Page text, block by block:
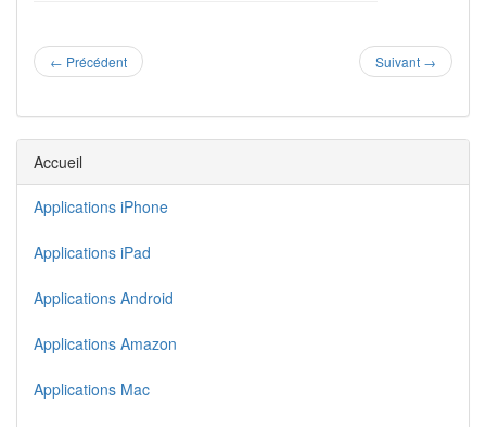
← Précédent Suivant →
Accueil
Applications iPhone
Applications iPad
Applications Android
Applications Amazon
Applications Mac